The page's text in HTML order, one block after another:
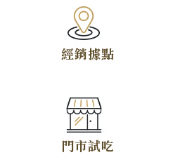
經銷據點
門市試吃
僅必需的Cookies